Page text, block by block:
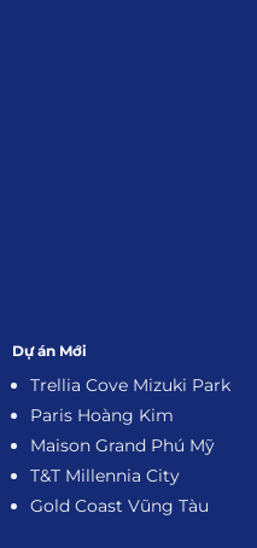
Dự án Mới
Trellia Cove Mizuki Park
Paris Hoàng Kim
Maison Grand Phú Mỹ
T&T Millennia City
Gold Coast Vũng Tàu